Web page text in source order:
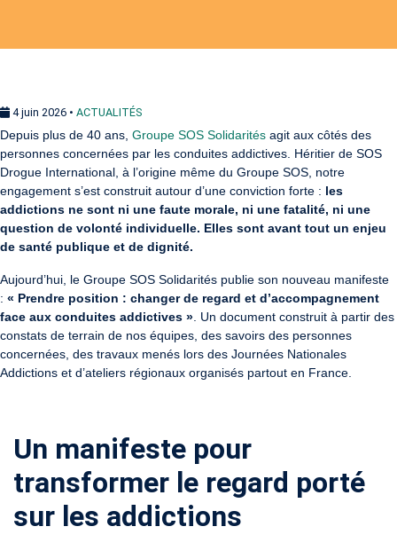
4 juin 2026 • ACTUALITÉS
Depuis plus de 40 ans, Groupe SOS Solidarités agit aux côtés des
personnes concernées par les conduites addictives. Héritier de SOS
Drogue International, à l’origine même du Groupe SOS, notre
engagement s’est construit autour d’une conviction forte : les
addictions ne sont ni une faute morale, ni une fatalité, ni une
question de volonté individuelle. Elles sont avant tout un enjeu
de santé publique et de dignité.
Aujourd’hui, le Groupe SOS Solidarités publie son nouveau manifeste
: « Prendre position : changer de regard et d’accompagnement
face aux conduites addictives » . Un document construit à partir des
constats de terrain de nos équipes, des savoirs des personnes
concernées, des travaux menés lors des Journées Nationales
Addictions et d’ateliers régionaux organisés partout en France.
Un manifeste pour
transformer le regard porté
sur les addictions